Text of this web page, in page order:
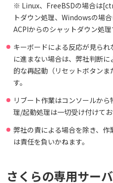
※ Linux、FreeBSDの場合は
トダウン処理、Windowsの場
ACPIからのシャットダウン処理
キーボードによる反応が見ら
に進まない場合は、弊社判断
的な再起動（リセットボタン
す。
リブート作業はコンソールか
理/起動処理は一切受け付けてお
弊社の責による場合を除き、
は責任を負いかねます。
さくらの専用サー